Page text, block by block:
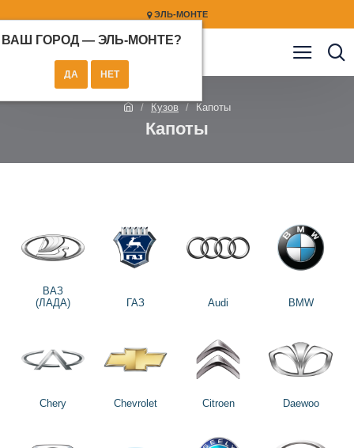
ЭЛЬ-МОНТЕ
ВАШ ГОРОД — ЭЛЬ-МОНТЕ?
Кузов Капоты
Капоты
ВАЗ
(ЛАДА)
ГАЗ Audi BMW
Chery Chevrolet Citroen Daewoo